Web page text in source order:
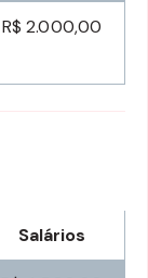
R$ 2.000,00
Salários